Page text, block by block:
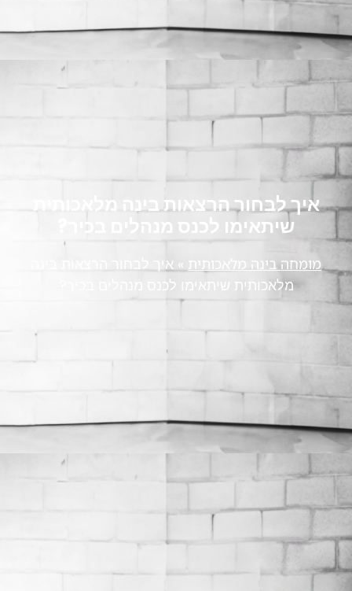
איך לבחור הרצאות בינה מלאכותית
שיתאימו לכנס מנהלים בכיר?
מומחה בינה מלאכותית » איך לבחור הרצאות בינה
מלאכותית שיתאימו לכנס מנהלים בכיר?